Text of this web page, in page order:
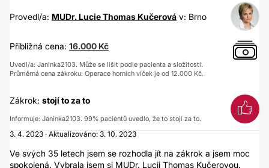
Provedl/a: MUDr. Lucie Thomas Kučerová v: Brno
Přibližná cena: 16.000 Kč
Uvedl/a: Janinka2103. Může se lišit podle pacienta a složitosti.
Průměrná cena zákroku: Operace horních víček je od 12.000 Kč.
Zákrok: stojí to za to
Informuje: Janinka2103. 99% pacientů uvedlo, že to stojí za to.
3. 4. 2023 · Aktualizováno: 3. 10. 2023
Ve svých 35 letech jsem se rozhodla jít na zákrok a jsem moc
spokojená. Vybrala jsem si MUDr. Lucii Thomas Kučerovou.